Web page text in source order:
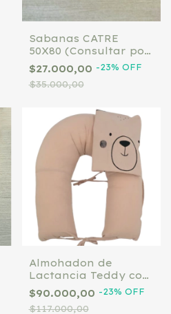
Sabanas CATRE
50X80 (Consultar por
whatsapp los
diseños)
$27.000,00 -23% OFF
$35.000,00
Almohadon de
Lactancia Teddy con
Funda Rosa Viejo
$90.000,00 -23% OFF
$117.000,00